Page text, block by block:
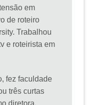
em
de roteiro
Trabalhou
e roteirista em
fez faculdade
três curtas
diretora.